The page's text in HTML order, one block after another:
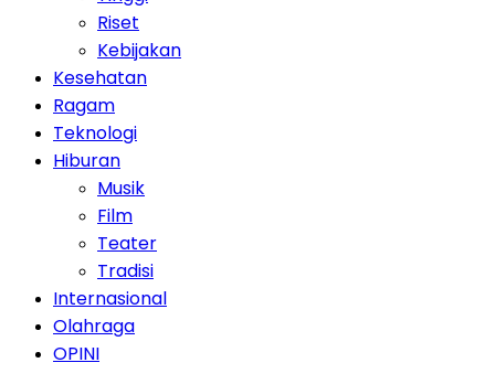
Riset
Kebijakan
Kesehatan
Ragam
Teknologi
Hiburan
Musik
Film
Teater
Tradisi
Internasional
Olahraga
OPINI